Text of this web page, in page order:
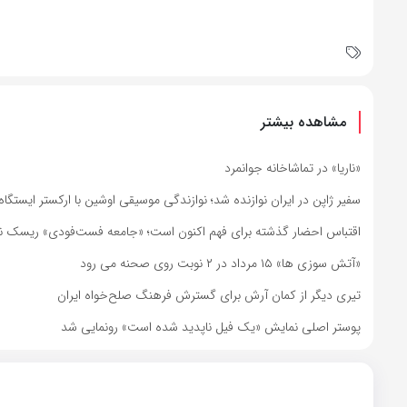
مشاهده بیشتر
«ناریا» در تماشاخانه جوانمرد
سفیر ژاپن در ایران نوازنده شد؛ نوازندگی موسیقی اوشین با ارکستر ایستگاه
اقتباس احضار گذشته برای فهم اکنون است؛ «جامعه فست‌فودی» ریسک
«آتش سوزی ها» ۱۵ مرداد در ۲ نوبت روی صحنه می رود
تیری دیگر از کمان آرش برای گسترش فرهنگ صلح‌خواه ایران
پوستر اصلی نمایش «یک فیل ناپدید شده است» رونمایی شد